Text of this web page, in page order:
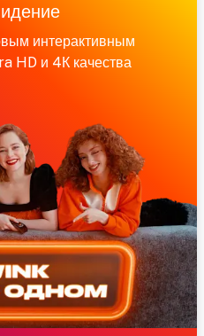
интерактивным
HD и 4К качества